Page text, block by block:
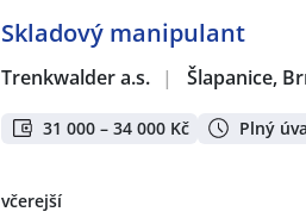
Skladový manipulant
Trenkwalder a.s. | Šlapanice,
31 000 – 34 000 Kč Plný
včerejší